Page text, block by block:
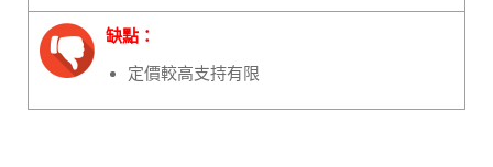
缺點：
定價較高支持有限